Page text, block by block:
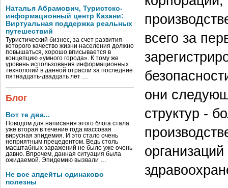
Наталья Абрамович, Туристско-
информационный центр Казани:
Виртуальная поддержка реальных
путешествий
Туристический бизнес, за счет развития
которого качество жизни населения должно
повышаться, хорошо вписывается в
концепцию «умного города». К тому же
уровень использования информационных
технологий в данной отрасли за последние
пятнадцать-двадцать лет …
Блог
Вот те два...
Поводом для написания этого блога стала
уже вторая в течение года массовая
вирусная эпидемия. И это стало очень
неприятным прецедентом. Ведь столь
масштабных заражений не было уже очень
давно. Впрочем, данная ситуация была
ожидаемой. Эпидемию вызвали …
Не все апдейты одинаково
полезны
всего за
они
структур -